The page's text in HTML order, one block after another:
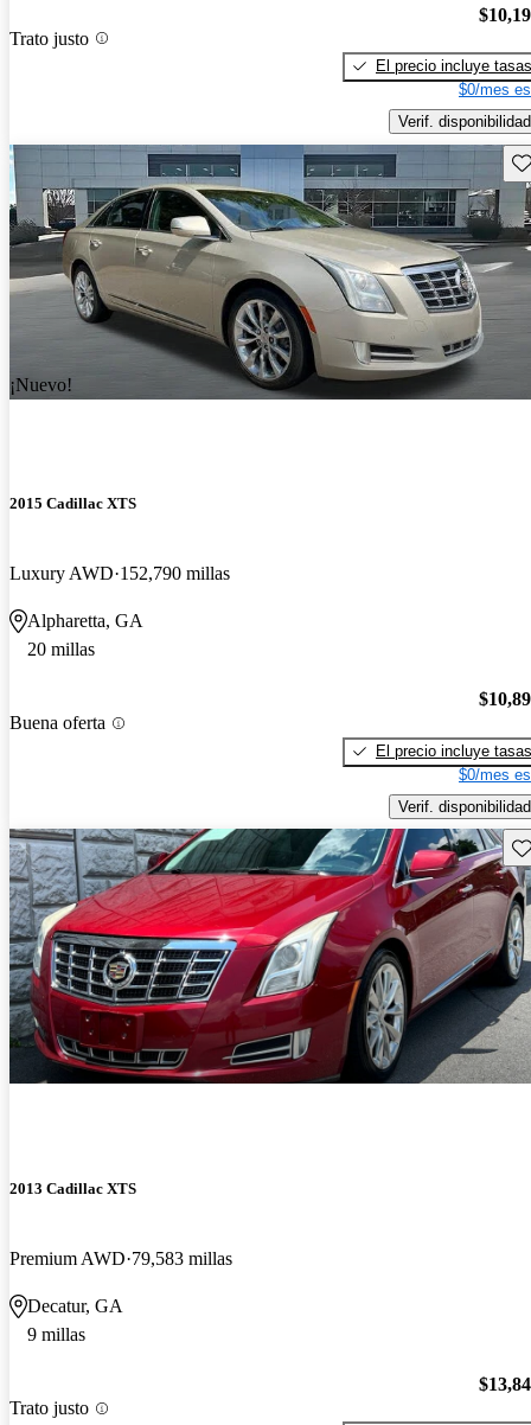
Trato justo
El precio incluye tasas
$0/mes
Verif. disponibilidad
¡Nuevo!
2015 Cadillac XTS
Luxury AWD 152,790 millas
Alpharetta, GA
20 millas
Buena oferta
El precio incluye tasas
$0/mes
Verif. disponibilidad
2013 Cadillac XTS
Premium AWD 79,583 millas
Decatur, GA
9 millas
Trato justo